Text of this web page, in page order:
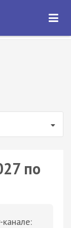
ОТКРЫТЬ
по